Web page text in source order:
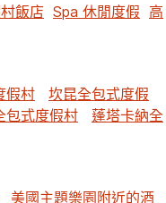
飯店 Spa 休閒度假 高
假村
坎昆全包式度假
包式度假村
蓬塔卡納全
美國主題樂園附近的酒